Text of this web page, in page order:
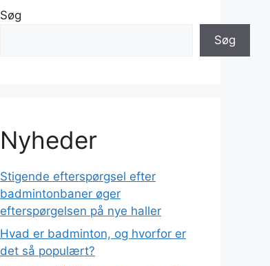
Søg
Søg
Nyheder
Stigende efterspørgsel efter
badmintonbaner øger
efterspørgelsen på nye haller
Hvad er badminton, og hvorfor er
det så populært?